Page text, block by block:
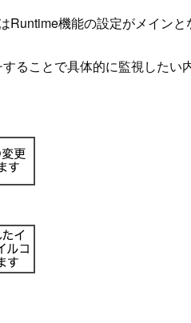
機能の設定がメイン
ことで具体的に監視したい